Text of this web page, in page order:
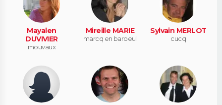
Mayalen
DUVIVIER
mouvaux
Mireille MARIE
marcq en baroeul
Sylvain MERLOT
cucq